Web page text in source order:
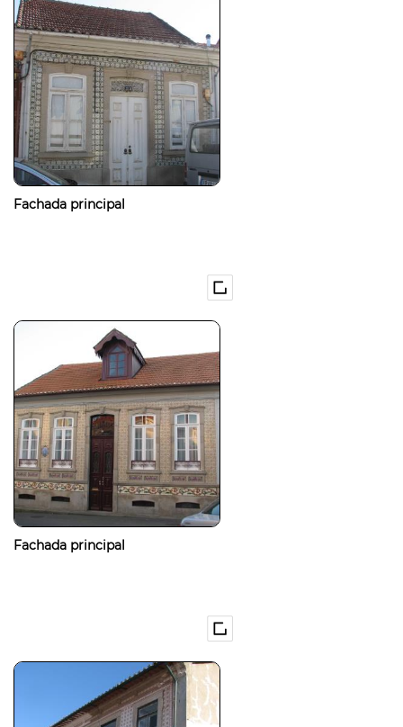
Fachada principal
Fachada principal